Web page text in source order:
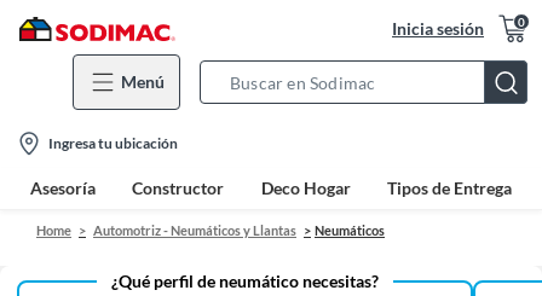
Inicia sesión 0
Menú
Bar
location-
icon
Ingresa tu ubicación
Asesoría Constructor Deco Hogar Tipos de Entrega
Home Automotriz - Neumáticos y Llantas Neumáticos
¿Qué perfil de neumático necesitas?